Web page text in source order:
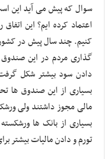
سوال که پیش می آید این
اعتماد کرده ایم؟ این
کنیم. چند سال پیش در
گذاری مردم در این
دادن سود بیشتر شکل
بسیاری از این صندوق ها
بسیاری از بانک ها
تورم و دادن مالیات بیشتر